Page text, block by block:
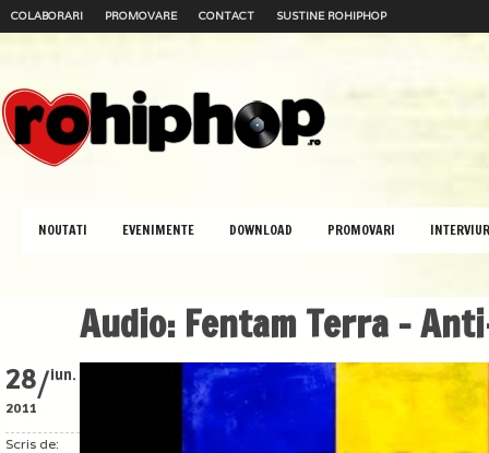
COLABORARI PROMOVARE CONTACT SUSTINE ROHIPHOP
NOUTATI EVENIMENTE DOWNLOAD PROMOVARI
Audio: Fentam Terra –
28/iun.
2011
Scris de: